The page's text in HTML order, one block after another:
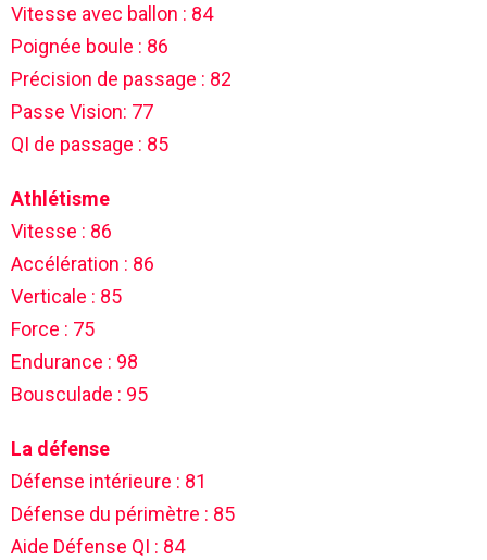
Vitesse avec ballon : 84
Poignée boule : 86
Précision de passage : 82
Passe Vision: 77
QI de passage : 85
Athlétisme
Vitesse : 86
Accélération : 86
Verticale : 85
Force : 75
Endurance : 98
Bousculade : 95
La défense
Défense intérieure : 81
Défense du périmètre : 85
Aide Défense QI : 84